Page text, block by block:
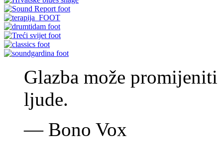
Glazba može
ljude.
—Bono Vox